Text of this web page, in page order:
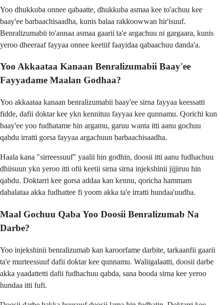
Yoo dhukkuba onnee qabaatte, dhukkuba asmaa kee to'achuu kee
baay'ee barbaachisaadha, kunis balaa rakkoowwan hir'isuuf.
Benralizumabii to'annaa asmaa gaarii ta'e argachuu ni gargaara, kunis
yeroo dheeraaf fayyaa onnee keetiif faayidaa qabaachuu danda'a.
Yoo Akkaataa Kanaan Benralizumabii Baay'ee
Fayyadame Maalan Godhaa?
Yoo akkaataa kanaan benralizumabii baay'ee sirna fayyaa keessatti
fidde, dafii doktar kee ykn kennituu fayyaa kee qunnamu. Qorichi kun
baay'ee yoo fudhatame hin argamu, garuu wanta itti aanu gochuu
qabdu irratti gorsa fayyaa argachuun barbaachisaadha.
Haala kana "sirreessuuf" yaalii hin godhin, doosii itti aanu fudhachuu
dhiisuun ykn yeroo itti ofii keetii sirna sirna injekshinii jijjiruu hin
qabdu. Doktarri kee gorsa addaa kan kennu, qoricha hammam
dabalataa akka fudhattee fi yoom akka ta'e irratti hundaa'uudha.
Maal Gochuu Qaba Yoo Doosii Benralizumab Na
Darbe?
Yoo injekshinii benralizumab kan karoorfame darbite, tarkaanfii gaarii
ta'e murteessuuf dafii doktar kee qunnamu. Waliigalaatti, doosii darbe
akka yaadattetti dafii fudhachuu qabda, sana booda sirna kee yeroo
hundaa itti fufi.